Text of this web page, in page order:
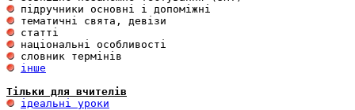
інше
Тільки для вчителів
ідеальні уроки